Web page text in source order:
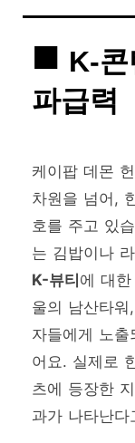
K-
파급력
케이팝 데몬
차원을 넘어,
호를 주고 있
는 김밥이나
K-뷰티 에 대
울의 남산타
자들에게 노
어요. 실제로
츠에 등장한
과가 나타난다